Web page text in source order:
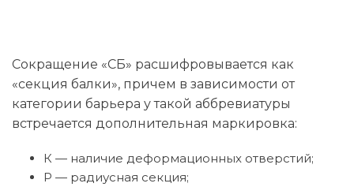
Сокращение «СБ» расшифровывается как
«секция балки», причем в зависимости от
категории барьера у такой аббревиатуры
встречается дополнительная маркировка:
К — наличие деформационных отверстий;
Р — радиусная секция;